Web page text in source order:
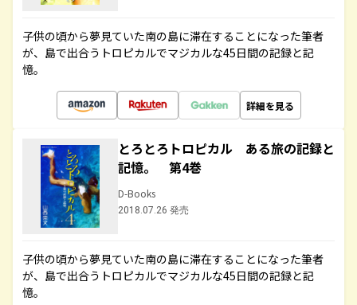
子供の頃から夢見ていた南の島に滞在することになった筆者
が、島で出合うトロピカルでマジカルな45日間の記録と記
憶。
詳細を見る
とろとろトロピカル ある旅の記録と
記憶。 第4巻
D-Books
2018.07.26 発売
子供の頃から夢見ていた南の島に滞在することになった筆者
が、島で出合うトロピカルでマジカルな45日間の記録と記
憶。